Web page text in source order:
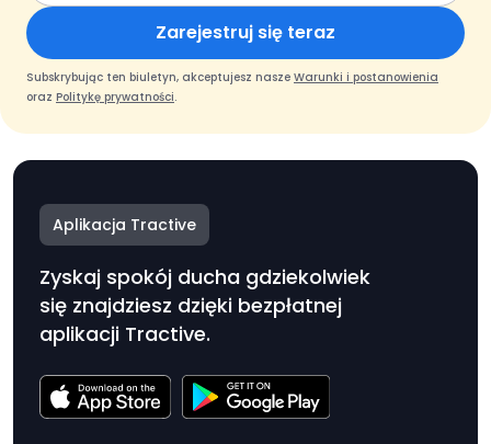
Zarejestruj się teraz
Subskrybując ten biuletyn, akceptujesz nasze Warunki i postanowienia
oraz Politykę prywatności.
Aplikacja Tractive
Zyskaj spokój ducha gdziekolwiek
się znajdziesz dzięki bezpłatnej
aplikacji Tractive.